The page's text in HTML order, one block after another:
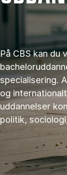
På CBS kan du
specialisering.
og
uddannelser
politik,